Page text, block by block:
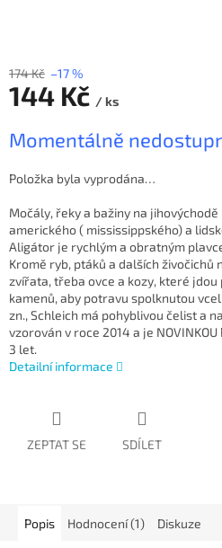
174 Kč –17 %
144 Kč / ks
cena:
Momentálně
Položka byla vyprodána…
Močály, řeky a bažiny na
amerického ( mississippského) a
Aligátor je rychlým a obratným
Kromě ryb, ptáků a dalších živočichů
zvířata, třeba ovce a kozy, které jdou
kamenů, aby potravu spolknutou
zn., Schleich má pohyblivou čelist a
vzorován v roce 2014 a je
3 let.
Detailní informace
ZEPTAT SE SDÍLET
Popis Hodnocení (1) Diskuze